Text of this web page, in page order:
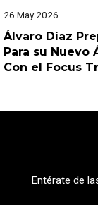
26 May 2026
Álvaro Díaz
Para su Nuevo
Con el Focus
Entérate de